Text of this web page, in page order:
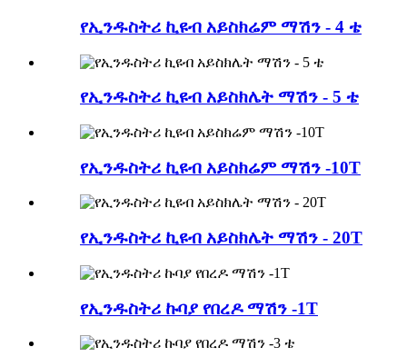
የኢንዱስትሪ ኪዩብ አይስክሬም ማሽን - 4 ቴ
የኢንዱስትሪ ኪዩብ አይስክሌት ማሽን - 5 ቴ
የኢንዱስትሪ ኪዩብ አይስክሬም ማሽን -10T
የኢንዱስትሪ ኪዩብ አይስክሌት ማሽን - 20T
የኢንዱስትሪ ኩባያ የበረዶ ማሽን -1T